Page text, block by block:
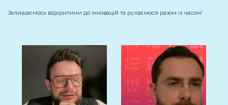
Залишаємось відкритими до інновацій та рухаємося разом із часом!